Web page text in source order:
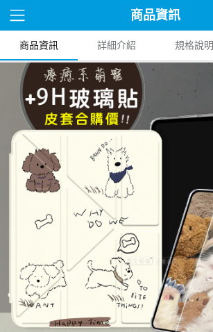
商品資訊
商品資訊 詳細介紹 規格說明